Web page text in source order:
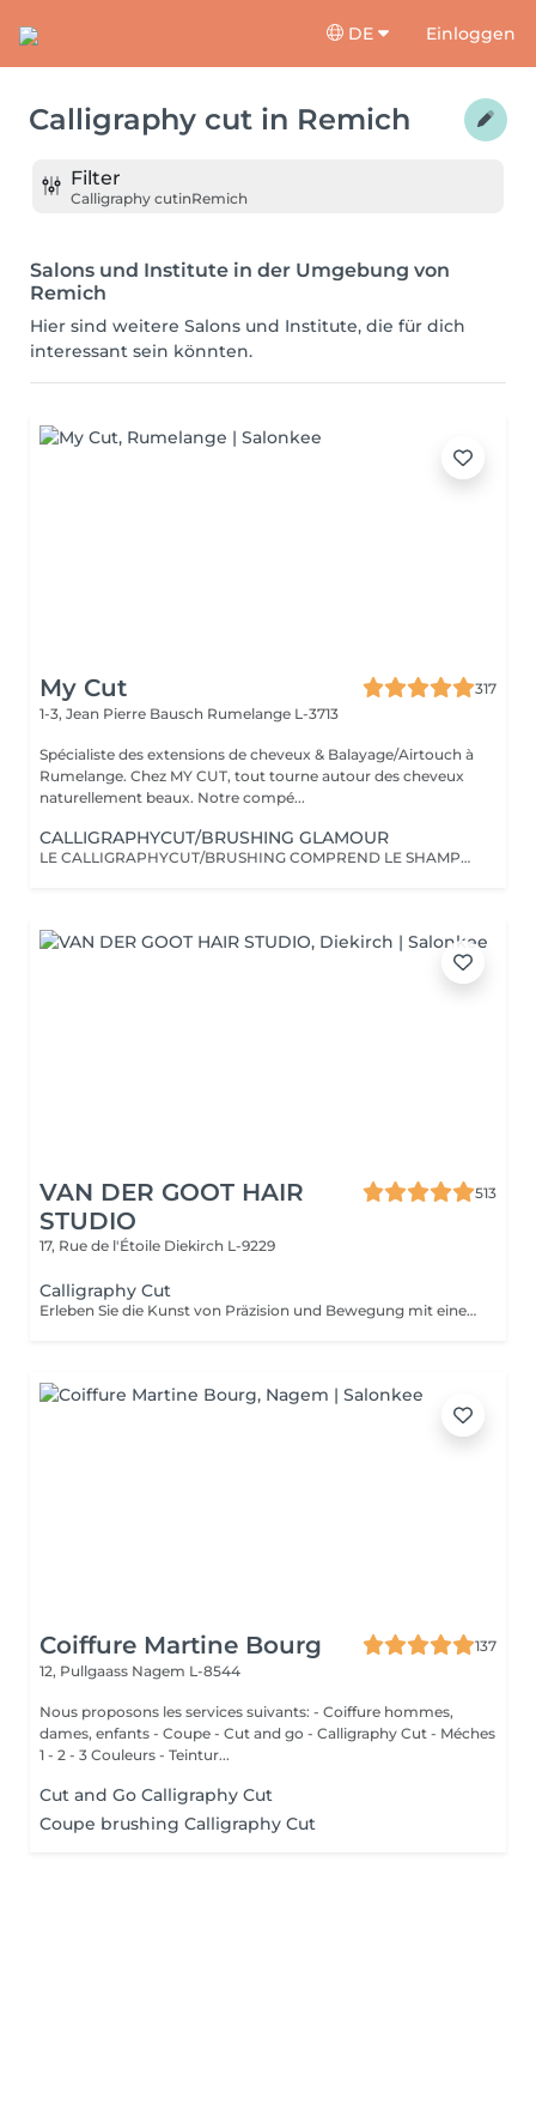
DE Einloggen
Calligraphy cut in Remich
Filter
Calligraphy cutinRemich
Salons und Institute in der Umgebung von
Remich
Hier sind weitere Salons und Institute, die für dich
interessant sein könnten.
My Cut
317
1-3, Jean Pierre Bausch Rumelange L-3713
Spécialiste des extensions de cheveux & Balayage/Airtouch à
Rumelange. Chez MY CUT, tout tourne autour des cheveux
naturellement beaux. Notre compé...
CALLIGRAPHYCUT/BRUSHING GLAMOUR
LE CALLIGRAPHYCUT/BRUSHING COMPREND LE SHAMPOOING, LE SOIN, LA COUPE LES PRODUITS DE STYLING ET LE BRUSHING WAVY
VAN DER GOOT HAIR
STUDIO
513
17, Rue de l'Étoile Diekirch L-9229
Calligraphy Cut
Erleben Sie die Kunst von Präzision und Bewegung mit einem Calligraphy Cut. Durch eine einzigartige Technik mit einer speziell angewinkelten Klinge wird jede Strähne so geschnitten, dass weiche, fließende Stufen entstehen und natürliches Volumen, Struktur und eine mühelose Form erhalten. Ideal, um Fülle zu verstärken, das Gesicht sanft zu umrahmen und dem Haar ein leichtes, luftiges Gefühl zu verleihen. Das Ergebnis ist ein moderner, dynamischer und perfekt ausgearbeiteter Look.
Coiffure Martine Bourg
137
12, Pullgaass Nagem L-8544
Nous proposons les services suivants: - Coiffure hommes,
dames, enfants - Coupe - Cut and go - Calligraphy Cut - Méches
1 - 2 - 3 Couleurs - Teintur...
Cut and Go Calligraphy Cut
Coupe brushing Calligraphy Cut